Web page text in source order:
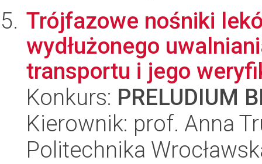
Trójfazowe nośniki
wydłużonego
transportu i jego
Konkurs: PRELUDIUM
Kierownik: prof. Anna
Politechnika